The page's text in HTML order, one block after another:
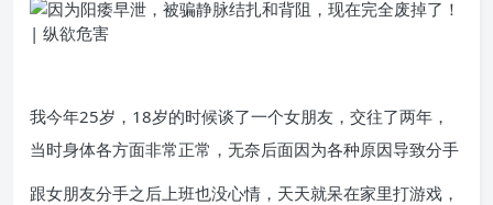
我今年25岁，18岁的时候谈了一个女朋友，交往了两年，
当时身体各方面非常正常，无奈后面因为各种原因导致分手
跟女朋友分手之后上班也没心情，天天就呆在家里打游戏，